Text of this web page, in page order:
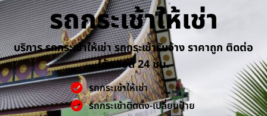
รถกระเช้าให้เช่า
บริการ รถกระเช้าให้เช่า รถกระเช้ารับจ้าง ราคาถูก ติดต่อ
ได้ตลอด 24 ชม.
รถกระเช้าให้เช่า
รถกระเช้าติดตั้ง-เปลี่ยนป้าย